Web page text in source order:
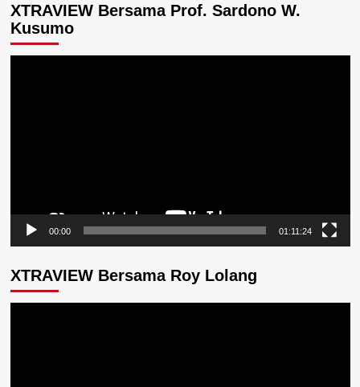
XTRAVIEW Bersama Prof. Sardono W.
Kusumo
00:00 01:11:24
XTRAVIEW Bersama Roy Lolang